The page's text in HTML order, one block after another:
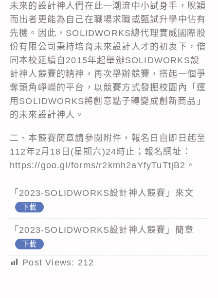
未來的設計神人們在此一潮流中小試身手，脫穎
而出者更能為自己在職場求職或甄試升學中佔有
先機。因此，SOLIDWORKS總代理實威國際股
份有限公司秉持培育未來設計人才的初衷下，偕
同本校延續自2015年起舉辦SOLIDWORKS設
計神人競賽的精神，再次舉辦競賽，搭起一個爭
奪頭角崢嶸的平台，以競賽方式發掘校園內「運
用SOLIDWORKS將創意點子轉變成創新商品」
的未來設計神人。
二、本競賽簡章請參閱附件，報名日自即日起至
112年2月18日(星期六)24時止；報名網址：
https://goo.gl/forms/r2kmh2aYfyTuTtjB2。
「2023-SOLIDWORKS設計神人競賽」來文
下載
「2023-SOLIDWORKS設計神人競賽」簡章
下載
Post Views: 212